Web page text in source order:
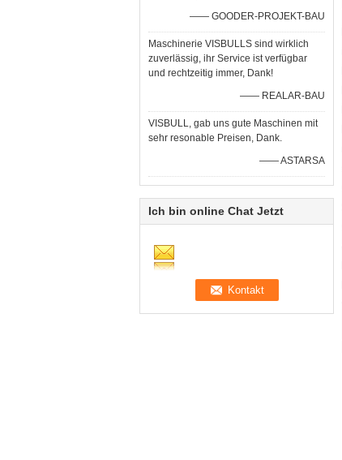
—— GOODER-PROJEKT-BAU
Maschinerie VISBULLS sind wirklich
zuverlässig, ihr Service ist verfügbar
und rechtzeitig immer, Dank!
—— REALAR-BAU
VISBULL, gab uns gute Maschinen mit
sehr resonable Preisen, Dank.
—— ASTARSA
Ich bin online Chat Jetzt